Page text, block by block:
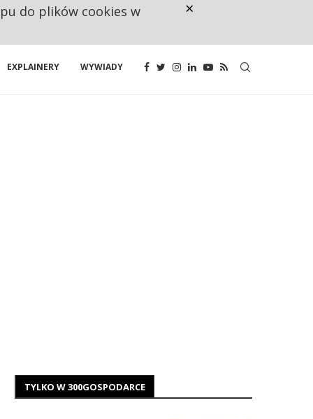
EXPLAINERY WYWIADY
TYLKO W 300GOSPODARCE
do plików cookies w ×